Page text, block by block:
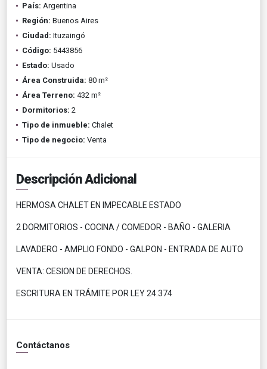
País: Argentina
Región: Buenos Aires
Ciudad: Ituzaingó
Código: 5443856
Estado: Usado
Área Construida: 80 m²
Área Terreno: 432 m²
Dormitorios: 2
Tipo de inmueble: Chalet
Tipo de negocio: Venta
Descripción Adicional
HERMOSA CHALET EN IMPECABLE ESTADO
2 DORMITORIOS - COCINA / COMEDOR - BAÑO - GALERIA
LAVADERO - AMPLIO FONDO - GALPON - ENTRADA DE AUTO
VENTA: CESION DE DERECHOS.
ESCRITURA EN TRÁMITE POR LEY 24.374
Contáctanos